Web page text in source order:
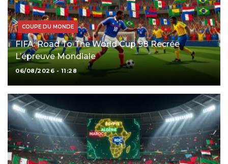
COUPE DU MONDE
FIFA: Road To The World Cup 98 Recrée
L’épreuve Mondiale
06/08/2026 - 11:28